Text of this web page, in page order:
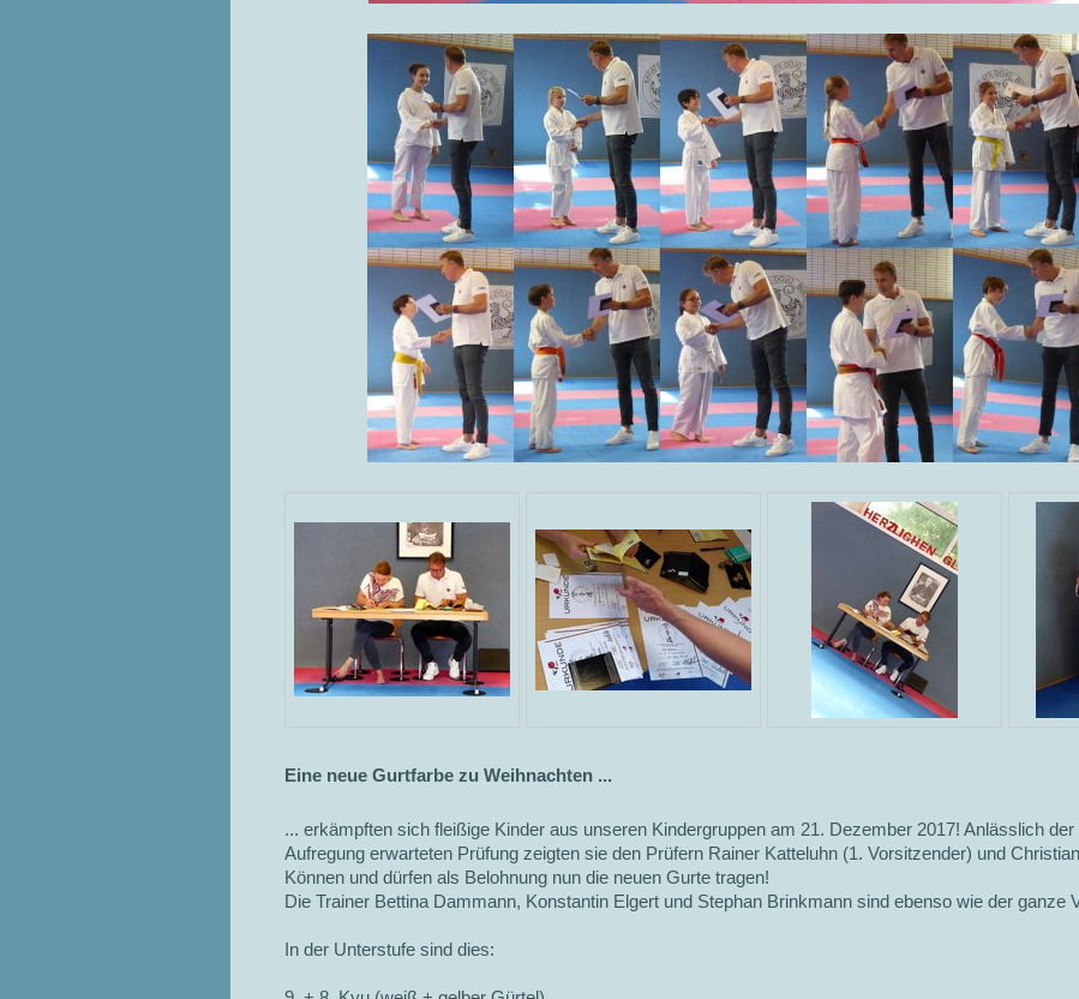
Eine neue Gurtfarbe zu Weihnachten ...
... erkämpften sich fleißige Kinder aus unseren Kindergruppen am 21. Dezember 2017! Anlässlich
Aufregung erwarteten Prüfung zeigten sie den Prüfern Rainer Katteluhn (1. Vorsitzender) und
Können und dürfen als Belohnung nun die neuen Gurte tragen!
Die Trainer Bettina Dammann, Konstantin Elgert und Stephan Brinkmann sind ebenso wie der ganze
In der Unterstufe sind dies: